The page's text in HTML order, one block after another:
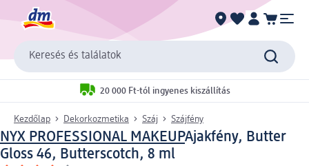
Keresés és találatok
20 000 Ft-tól ingyenes kiszállítás
Kezdőlap Dekorkozmetika Száj Szájfény
NYX PROFESSIONAL MAKEUPAjakfény, Butter
Gloss 46, Butterscotch, 8 ml